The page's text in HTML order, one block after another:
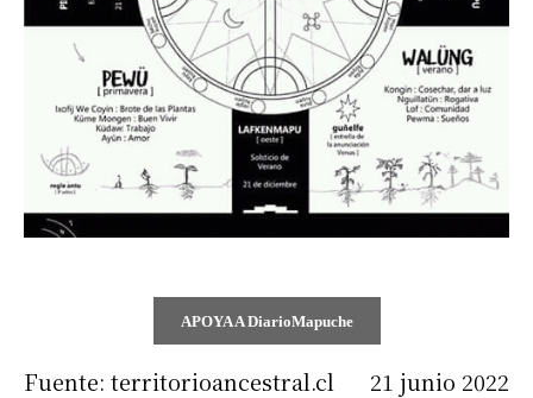
APOYA A DiarioMapuche
Fuente: territorioancestral.cl 21 junio 2022